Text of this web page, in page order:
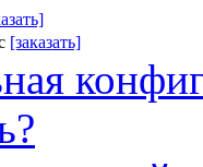
[заказать]